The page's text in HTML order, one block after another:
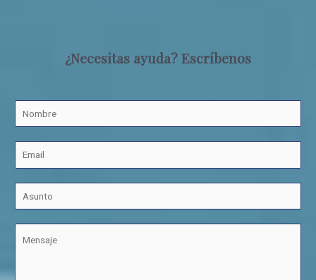
¿Necesitas ayuda? Escríbenos